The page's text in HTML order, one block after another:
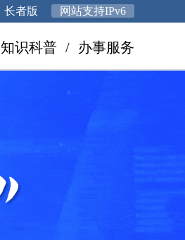
长者版 网站支持IPv6
知识科普 / 办事服务